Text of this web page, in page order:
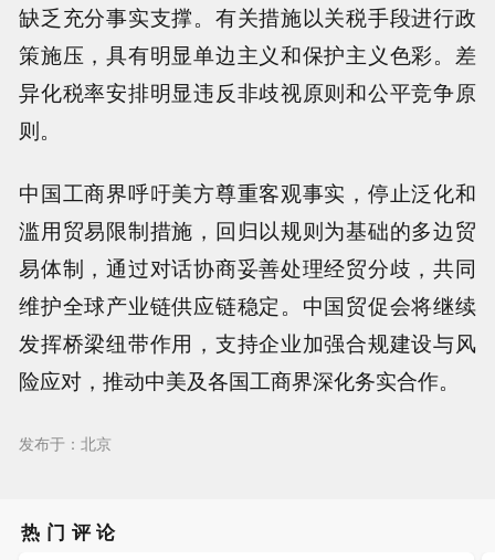
缺乏充分事实支撑。有关措施以关税手段进行政
策施压，具有明显单边主义和保护主义色彩。差
异化税率安排明显违反非歧视原则和公平竞争原
则。
中国工商界呼吁美方尊重客观事实，停止泛化和
滥用贸易限制措施，回归以规则为基础的多边贸
易体制，通过对话协商妥善处理经贸分歧，共同
维护全球产业链供应链稳定。中国贸促会将继续
发挥桥梁纽带作用，支持企业加强合规建设与风
险应对，推动中美及各国工商界深化务实合作。
发布于：北京
热门评论